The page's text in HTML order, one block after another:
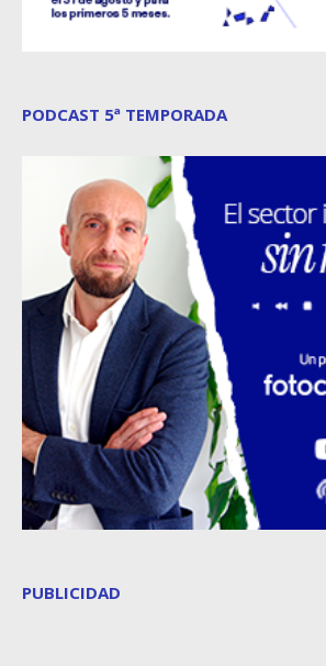
PODCAST 5ª TEMPORADA
PUBLICIDAD